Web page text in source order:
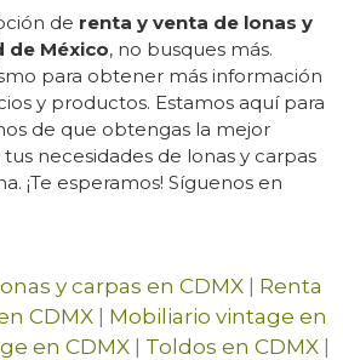
de renta y venta de lonas y
de México, no busques más.
para obtener más información
y productos. Estamos aquí para
de que obtengas la mejor
necesidades de lonas y carpas
¡Te esperamos! Síguenos en
y carpas en CDMX| Renta
CDMX| Mobiliario vintage en
en CDMX Toldos en CDMX